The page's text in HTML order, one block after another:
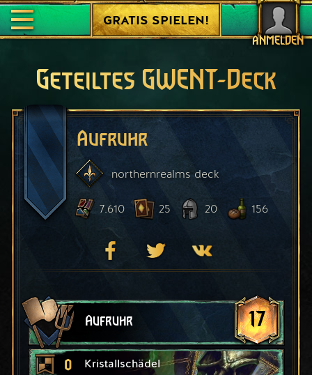
ANMELDEN
GRATIS SPIELEN!
Geteiltes GWENT-Deck
Aufruhr
northernrealmsdeck
7.610 25 20 156
Aufruhr 17
0 Kristallschädel